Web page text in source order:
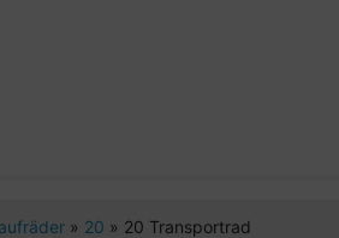
» 20 » 20 Transportrad